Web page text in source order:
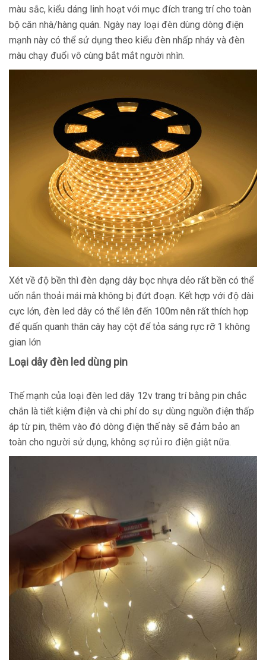
màu sắc, kiểu dáng linh hoạt với mục đích trang trí cho toàn
bộ căn nhà/hàng quán. Ngày nay loại đèn dùng dòng điện
mạnh này có thể sử dụng theo kiểu đèn nhấp nháy và đèn
màu chạy đuổi vô cùng bắt mắt người nhìn.
Xét về độ bền thì đèn dạng dây bọc nhựa dẻo rất bền có thể
uốn nắn thoải mái mà không bị đứt đoạn. Kết hợp với độ dài
cực lớn, đèn led dây có thể lên đến 100m nên rất thích hợp
để quấn quanh thân cây hay cột để tỏa sáng rực rỡ 1 không
gian lớn
Loại dây đèn led dùng pin
Thế mạnh của loại đèn led dây 12v trang trí bằng pin chắc
chắn là tiết kiệm điện và chi phí do sự dùng nguồn điện thấp
áp từ pin, thêm vào đó dòng điện thế này sẽ đảm bảo an
toàn cho người sử dụng, không sợ rủi ro điện giật nữa.